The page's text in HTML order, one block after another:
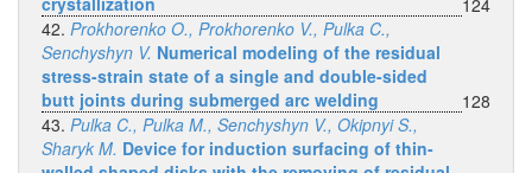
124
42. Prokhorenko O., Prokhorenko V., Pulka C.,
Senchyshyn V. Numerical modeling of the residual
stress-strain state of a single and double-sided
butt joints during submerged arc welding
128
43. Pulka C., Pulka M., Senchyshyn V., Okipnyi S.,
Sharyk M. Device for induction surfacing of thin-